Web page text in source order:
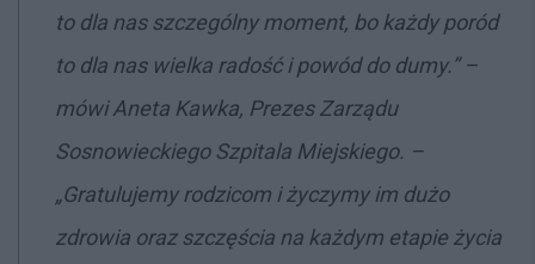
to dla nas szczególny moment, bo każdyporód
to dla nas wielka radość i powód do dumy.” –
mówi Aneta Kawka, Prezes Zarządu
Sosnowieckiego Szpitala Miejskiego. –
„Gratulujemy rodzicom i życzymy im dużo
zdrowia oraz szczęścia na każdym etapie życia